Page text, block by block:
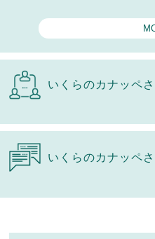
いくらのカナッペ
いくらのカナッペ